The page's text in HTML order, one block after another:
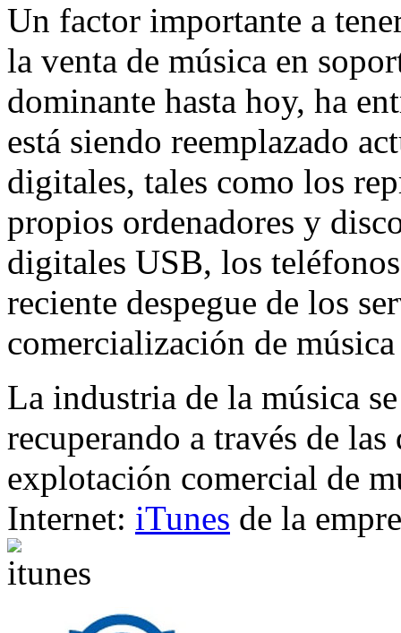
Un factor importante a
la venta de música en
dominante hasta hoy, ha
está siendo reemplazado
digitales, tales como los
propios ordenadores y
digitales USB, los
reciente despegue de los
comercialización de
La industria de la música
recuperando a través de
explotación comercial de
Internet: iTunes de la